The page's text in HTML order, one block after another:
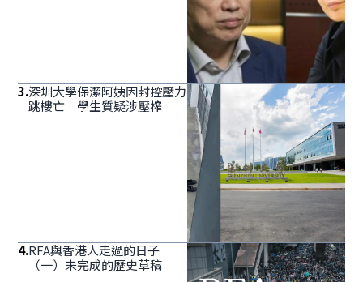
3.深圳大學保潔阿姨因封控壓力
跳樓亡 學生質疑涉壓榨
4.RFA與香港人走過的日子
（一）未完成的歷史草稿